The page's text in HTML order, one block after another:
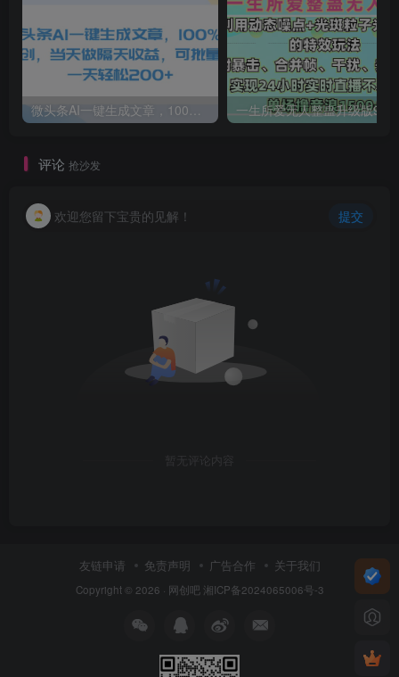
评论 抢沙发
欢迎您留下宝贵的见解！ 提交
暂无评论内容
友链申请 免责声明 广告合作 关于我们
Copyright © 2026 · 网创吧 湘ICP备2024065006号-3